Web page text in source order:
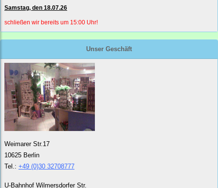
Samstag, den 18.07.26
schließen wir bereits um 15:00 Uhr!
Unser Geschäft
Weimarer Str.17
10625 Berlin
Tel.: +49 (0)30 32708777
U-Bahnhof Wilmersdorfer Str.